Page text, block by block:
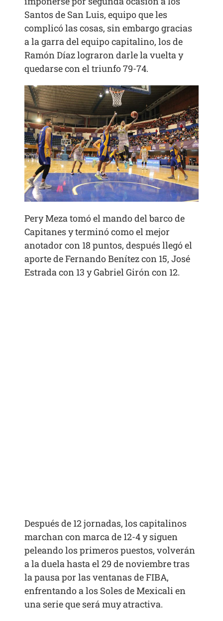
Santos de San Luis, equipo que les
complicó las cosas, sin embargo gracias
a la garra del equipo capitalino, los de
Ramón Díaz lograron darle la vuelta y
quedarse con el triunfo 79-74.
Pery Meza tomó el mando del barco de
Capitanes y terminó como el mejor
anotador con 18 puntos, después llegó el
aporte de Fernando Benítez con 15, José
Estrada con 13 y Gabriel Girón con 12.
Después de 12 jornadas, los capitalinos
marchan con marca de 12-4 y siguen
peleando los primeros puestos, volverán
a la duela hasta el 29 de noviembre tras
la pausa por las ventanas de FIBA,
enfrentando a los Soles de Mexicali en
una serie que será muy atractiva.